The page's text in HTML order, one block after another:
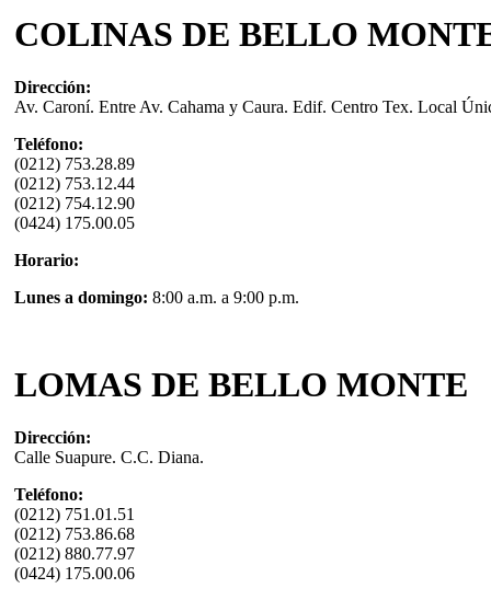
COLINAS DE BELLO
Dirección:
Av. Caroní. Entre Av. Cahama y Caura. Edif. Centro Tex. Local
Teléfono:
(0212) 753.28.89
(0212) 753.12.44
(0212) 754.12.90
(0424) 175.00.05
Horario:
Lunes a domingo: 8:00 a.m. a 9:00 p.m.
LOMAS DE BELLO MONTE
Dirección:
Calle Suapure. C.C. Diana.
Teléfono:
(0212) 751.01.51
(0212) 753.86.68
(0212) 880.77.97
(0424) 175.00.06